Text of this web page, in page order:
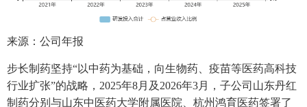
来源：公司年报
步长制药坚持“以中药为基础，向生物药、疫苗等医药高科技
行业扩张”的战略，2025年8月及2026年3月，子公司山东丹红
制药分别与山东中医药大学附属医院、杭州鸿育医药签署了